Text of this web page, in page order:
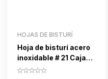
HOJAS DE BISTURÍ
Hoja de bisturí acero
inoxidable # 21 Caja
C/100 piezas